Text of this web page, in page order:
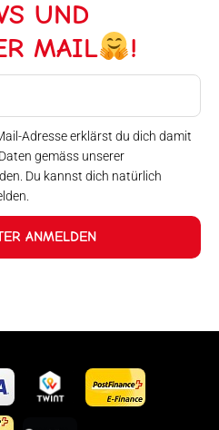
UND
MAIL
!
Adresse erklärst du dich damit
gemäss unserer
Du kannst dich natürlich
ANMELDEN